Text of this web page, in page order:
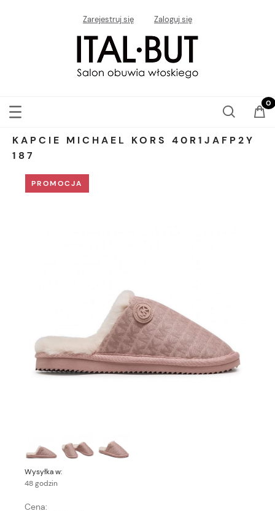
Zarejestruj się Zaloguj się
KAPCIE MICHAEL KORS 40R1JAFP2Y
187
PROMOCJA
Wysyłka w:
48 godzin
Cena: